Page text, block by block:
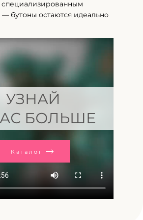
специализированным
бутоны остаются идеально
УЗНАЙ
БОЛЬШЕ
Каталог